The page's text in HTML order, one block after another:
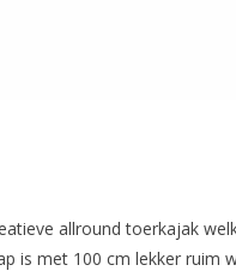
allround toerkajak
is met 100 cm lekker